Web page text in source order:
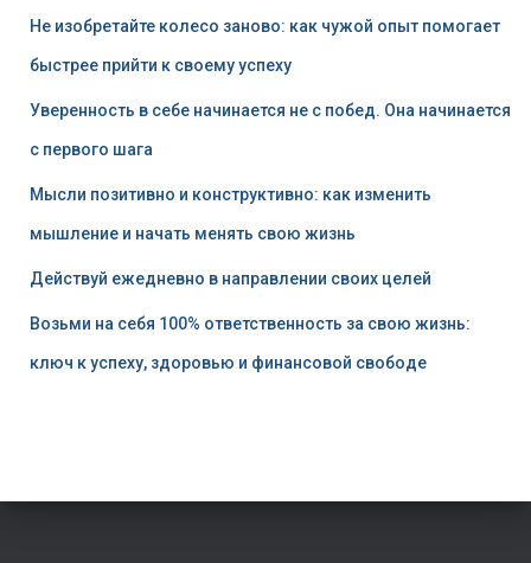
Не изобретайте колесо заново: как чужой опыт помогает
быстрее прийти к своему успеху
Уверенность в себе начинается не с побед. Она начинается
с первого шага
Мысли позитивно и конструктивно: как изменить
мышление и начать менять свою жизнь
Действуй ежедневно в направлении своих целей
Возьми на себя 100% ответственность за свою жизнь:
ключ к успеху, здоровью и финансовой свободе